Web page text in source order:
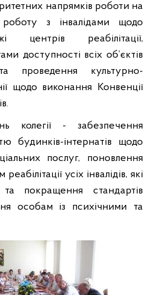
напрямків роботи на
з інвалідами щодо
центрів реабілітації,
доступності всіх об’єктів
проведення культурно-
щодо виконання Конвенції
колегії - забезпечення
будинків-інтернатів щодо
послуг, поновлення
усіх інвалідів, які
покращення стандартів
особам із психічними та